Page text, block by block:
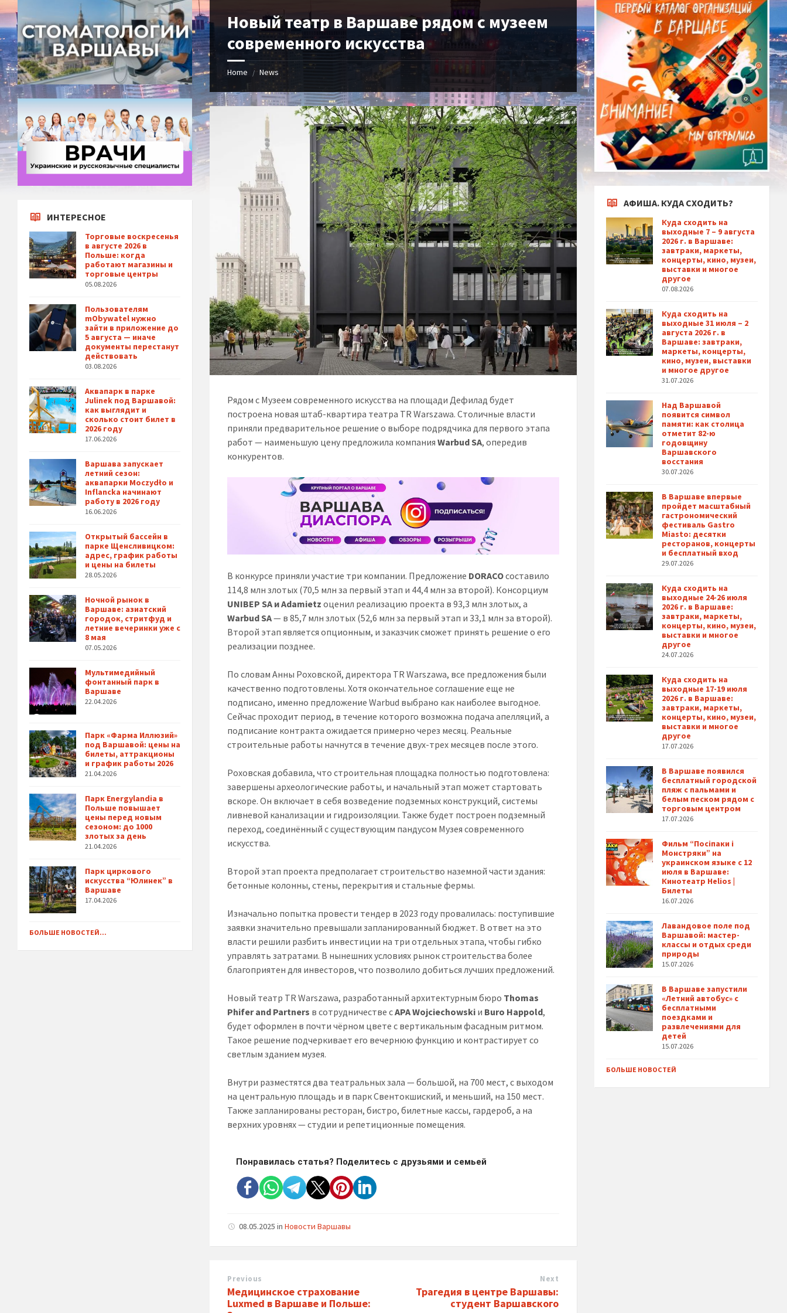
Новый театр в Варшаве рядом с музеем
современного искусства
Home / News
Рядом с Музеем современного искусства на площади Дефилад будет
построена новая штаб-квартира театра TR Warszawa. Столичные власти
приняли предварительное решение о выборе подрядчика для первого этапа
работ — наименьшую цену предложила компанияWarbud SA, опередив
конкурентов.
В конкурсе приняли участие три компании. Предложение DORACOсоставило
114,8 млн злотых (70,5 млн за первый этап и 44,4 млн за второй). Консорциум
UNIBEP SA и Adamietz оценил реализацию проекта в 93,3 млн злотых, а
Warbud SA— в 85,7 млн злотых (52,6 млн за первый этап и 33,1 млн за второй).
Второй этап является опционным, и заказчик сможет принять решение о его
реализации позднее.
По словам Анны Роховской, директора TR Warszawa, все предложения были
качественно подготовлены. Хотя окончательное соглашение еще не
подписано, именно предложение Warbud выбрано как наиболее выгодное.
Сейчас проходит период, в течение которого возможна подача апелляций, а
подписание контракта ожидается примерно через месяц. Реальные
строительные работы начнутся в течение двух-трех месяцев после этого.
Роховская добавила, что строительная площадка полностью подготовлена:
завершены археологические работы, и начальный этап может стартовать
вскоре. Он включает в себя возведение подземных конструкций, системы
ливневой канализации и гидроизоляции. Также будет построен подземный
переход, соединённый с существующим пандусом Музея современного
искусства.
Второй этап проекта предполагает строительство наземной части здания:
бетонные колонны, стены, перекрытия и стальные фермы.
Изначально попытка провести тендер в 2023 году провалилась: поступившие
заявки значительно превышали запланированный бюджет. В ответ на это
власти решили разбить инвестиции на три отдельных этапа, чтобы гибко
управлять затратами. В нынешних условиях рынок строительства более
благоприятен для инвесторов, что позволило добиться лучших предложений.
Новый театр TR Warszawa, разработанный архитектурным бюро Thomas
Phifer and Partners в сотрудничестве сAPA Wojciechowski и Buro Happold,
будет оформлен в почти чёрном цвете с вертикальным фасадным ритмом.
Такое решение подчеркивает его вечернюю функцию и контрастирует со
светлым зданием музея.
Внутри разместятся два театральных зала — большой, на 700 мест, с выходом
на центральную площадь и в парк Свентокшиский, и меньший, на 150 мест.
Также запланированы ресторан, бистро, билетные кассы, гардероб, а на
верхних уровнях — студии и репетиционные помещения.
Понравилась статья? Поделитесь с друзьями и семьей
08.05.2025inНовости Варшавы
Previous
Медицинское страхование
Luxmed в Варшаве и Польше:
Next
Трагедия в центре Варшавы:
студент Варшавского
ИНТЕРЕСНОЕ
Торговые воскресенья
в августе 2026 в
Польше: когда
работают магазины и
торговые центры
05.08.2026
Пользователям
mObywatel нужно
зайти в приложение до
5 августа — иначе
документы перестанут
действовать
03.08.2026
Аквапарк в парке
Julinek под Варшавой:
как выглядит и
сколько стоит билет в
2026 году
17.06.2026
Варшава запускает
летний сезон:
аквапарки Moczydło и
Inflancka начинают
работу в 2026 году
16.06.2026
Открытый бассейн в
парке Щенсливицком:
адрес, график работы
и цены на билеты
28.05.2026
Ночной рынок в
Варшаве: азиатский
городок, стритфуд и
летние вечеринки уже с
8 мая
07.05.2026
Мультимедийный
фонтанный парк в
Варшаве
22.04.2026
Парк «Фарма Иллюзий»
под Варшавой: цены на
билеты, аттракционы
и график работы 2026
21.04.2026
Парк Energylandia в
Польше повышает
цены перед новым
сезоном: до 1000
злотых за день
21.04.2026
Парк циркового
искусства “Юлинек” в
Варшаве
17.04.2026
БОЛЬШЕ НОВОСТЕЙ...
АФИША. КУДА СХОДИТЬ?
Куда сходить на
выходные 7 – 9 августа
2026 г. в Варшаве:
завтраки, маркеты,
концерты, кино, музеи,
выставки и многое
другое
07.08.2026
Куда сходить на
выходные 31 июля – 2
августа 2026 г. в
Варшаве: завтраки,
маркеты, концерты,
кино, музеи, выставки
и многое другое
31.07.2026
Над Варшавой
появится символ
памяти: как столица
отметит 82-ю
годовщину
Варшавского
восстания
30.07.2026
В Варшаве впервые
пройдет масштабный
гастрономический
фестиваль Gastro
Miasto: десятки
ресторанов, концерты
и бесплатный вход
29.07.2026
Куда сходить на
выходные 24-26 июля
2026 г. в Варшаве:
завтраки, маркеты,
концерты, кино, музеи,
выставки и многое
другое
24.07.2026
Куда сходить на
выходные 17-19 июля
2026 г. в Варшаве:
завтраки, маркеты,
концерты, кино, музеи,
выставки и многое
другое
17.07.2026
В Варшаве появился
бесплатный городской
пляж с пальмами и
белым песком рядом с
торговым центром
17.07.2026
Фильм “Посіпаки і
Монстряки” на
украинском языке с 12
июля в Варшаве:
Кинотеатр Helios |
Билеты
16.07.2026
Лавандовое поле под
Варшавой: мастер-
классы и отдых среди
природы
15.07.2026
В Варшаве запустили
«Летний автобус» с
бесплатными
поездками и
развлечениями для
детей
15.07.2026
БОЛЬШЕ НОВОСТЕЙ